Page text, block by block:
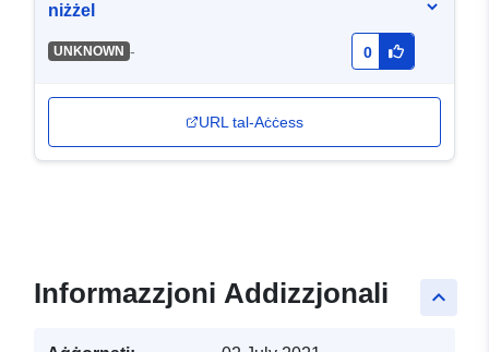
niżżel
UNKNOWN - 0
URL tal-Aċċess
keyboard_arrow_up
Informazzjoni Addizzjonali